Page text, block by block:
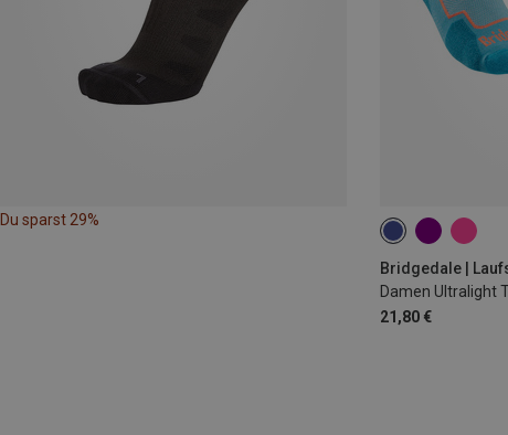
Du sparst 29%
Bridgedale |
21,80 €
35|36|37